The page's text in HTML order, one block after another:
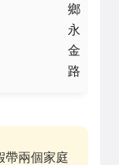
鄉
永
金
路
帶兩個家庭